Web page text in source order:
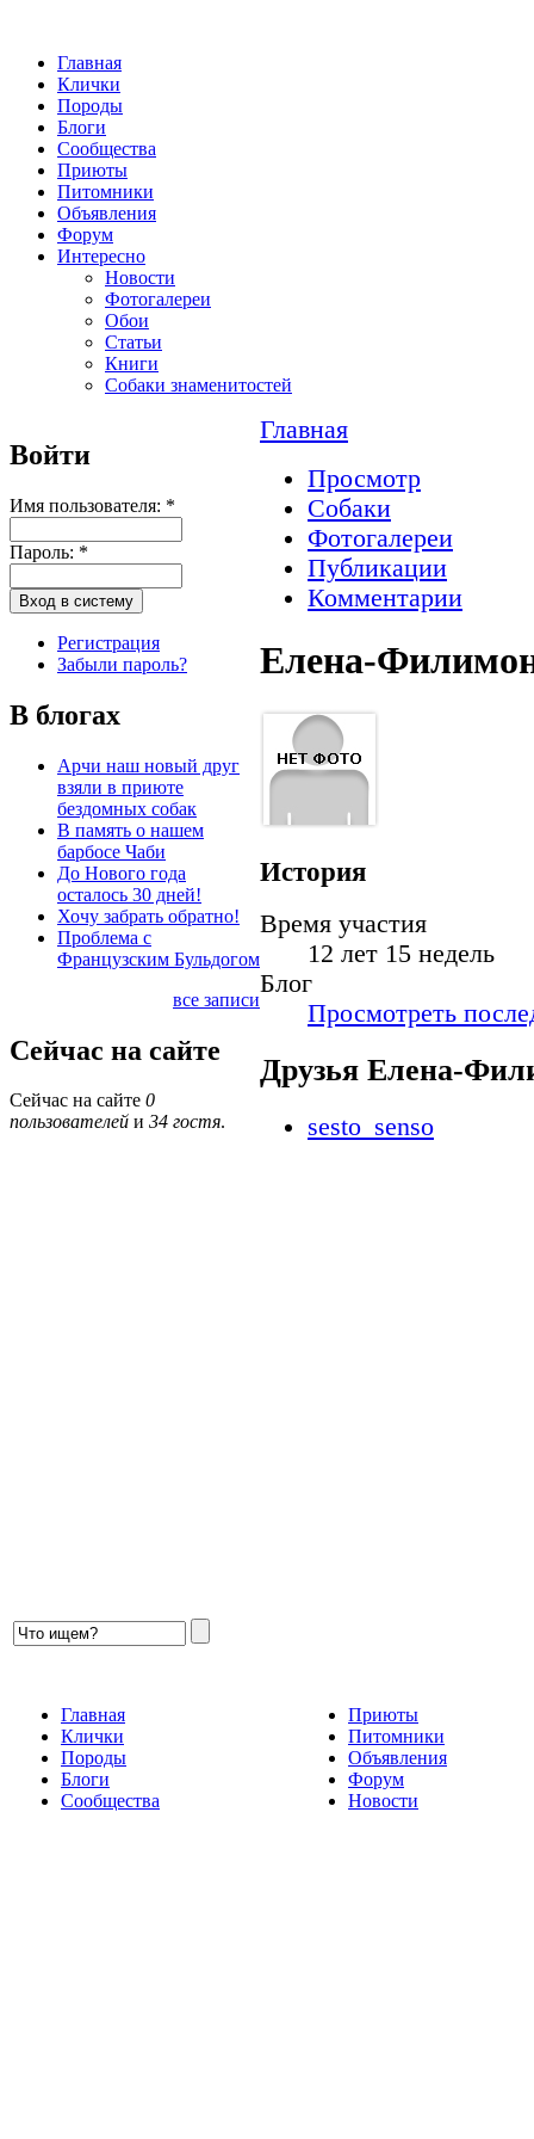
Главная
Клички
Породы
Блоги
Сообщества
Приюты
Питомники
Объявления
Форум
Интересно
Новости
Фотогалереи
Обои
Статьи
Книги
Собаки знаменитостей
Войти
Имя пользователя: *
Пароль: *
Регистрация
Забыли пароль?
В блогах
Арчи наш новый друг
взяли в приюте
бездомных собак
В память о нашем
барбосе Чаби
До Нового года
осталось 30 дней!
Хочу забрать обратно!
Проблема с
Французским Бульдогом
все записи
Сейчас на сайте
Сейчас на сайте 0
пользователей и 34 гостя.
Главная
Просмотр
Собаки
Фотогалереи
Публикации
Комментарии
Елена-
История
Время участия
12 лет 15 недель
Блог
Просмотреть
Друзья Елена-
sesto_senso
Главная
Клички
Породы
Блоги
Сообщества
Приюты
Питомники
Объявления
Форум
Новости